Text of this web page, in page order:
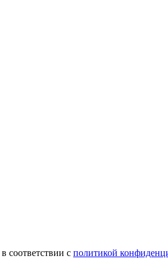
в соответствии с политикой